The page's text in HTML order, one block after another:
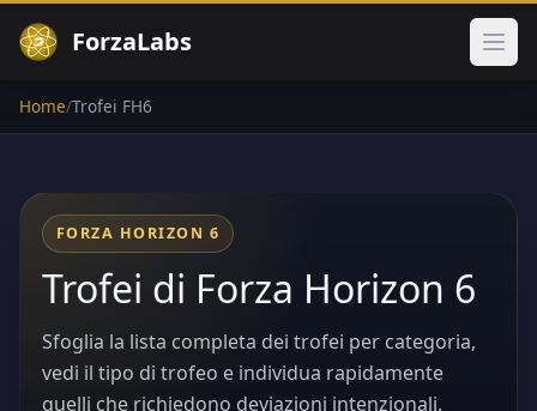
ForzaLabs Apri
Home/Trofei FH6
FORZA HORIZON 6
Trofei di Forza Horizon 6
Sfoglia la lista completa dei trofei per categoria,
vedi il tipo di trofeo e individua rapidamente
quelli che richiedono deviazioni intenzionali.